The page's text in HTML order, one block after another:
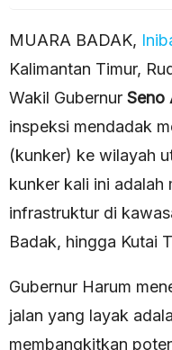
MUARA BADAK,
Kalimantan Timur,
Wakil Gubernur Seno
inspeksi mendadak
(kunker) ke wilayah
kunker kali ini adalah
infrastruktur di
Badak, hingga Kutai
Gubernur Harum
jalan yang layak
membangkitkan